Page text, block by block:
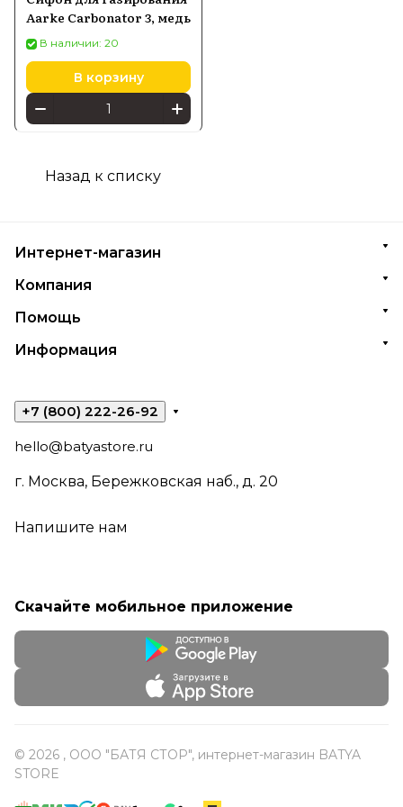
Aarke Carbonator 3, медь
В наличии: 20
В корзину
Назад к списку
Интернет-магазин
Компания
Помощь
Информация
+7 (800) 222-26-92
hello@batyastore.ru
г. Москва, Бережковская наб., д. 20
Напишите нам
Скачайте мобильное приложение
© 2026 , ООО "БАТЯ СТОР", интернет-магазин BATYA
STORE